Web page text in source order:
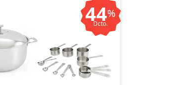
44%
Dcto.